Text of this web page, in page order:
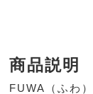
商品説明
FUWA（ふわ